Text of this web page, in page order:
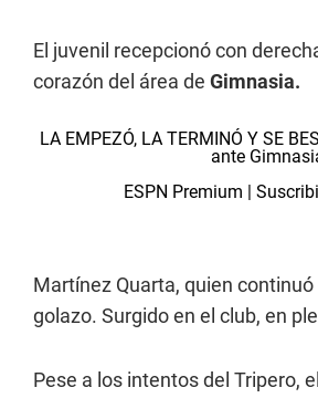
El juvenil recepcionó con
corazón del área de Gimnasia.
LA EMPEZÓ, LA TERMINÓ Y SE
ante
ESPN Premium |
Martínez Quarta, quien
golazo. Surgido en el club, en
Pese a los intentos del Tripero,